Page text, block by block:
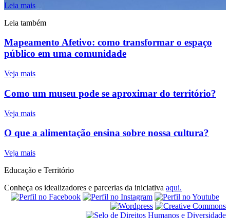
Leia mais
Leia também
Mapeamento Afetivo: como transformar o espaço
público em uma comunidade
Veja mais
Como um museu pode se aproximar do território?
Veja mais
O que a alimentação ensina sobre nossa cultura?
Veja mais
Educação e Território
Conheça os idealizadores e parcerias da iniciativa aqui.